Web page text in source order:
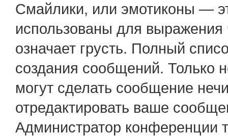
Смайлики, или эмотиконы —
использованы для выражения
означает грусть. Полный
создания сообщений. Только
могут сделать сообщение
отредактировать ваше
Администратор конференции